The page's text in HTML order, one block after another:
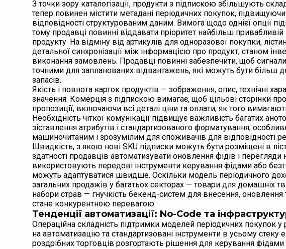
З точки зору каталогізації, продукти з підпискою збільшують
тепер повинен містити метадані періодичних покупок, підвищуючи
відповідності структурованим даним. Вимога щодо однієї опції
тому продавці повинні віддавати пріоритет найбільш привабливій
продукту. На відміну від артикулів для одноразової покупки,
детальної синхронізації між інформацією про продукт, станом
виконання замовлень. Продавці повинні забезпечити, щоб
точними для запланованих відвантажень, які можуть бути більш
запасів.
Якість і повнота карток продуктів — зображення, опис, технічні
значення. Комерція з підпискою вимагає, щоб цільові сторінки
пропозиції, включаючи всі деталі ціни та оплати, як того
Необхідність чіткої комунікації підвищує важливість багатих
зіставлення атрибутів і стандартизованого форматування,
машиночитаним і зрозумілим для споживачів для відповідності
Швидкість, з якою нові SKU підписки можуть бути розміщені в
здатності продавців автоматизувати оновлення фідів і перегляди
використовують передові інструменти керування фідами або
можуть адаптуватися швидше. Оскільки модель періодичного
загальних продажів у багатьох секторах — товари для домашніх
набори страв — гнучкість бекенд-систем для внесення, оновлення
стане конкурентною перевагою.
Тенденції автоматизації: No-Code та
Операційна складність підтримки моделей періодичних покупок
на автоматизацію та стандартизовані інструменти в усьому стеку
роздрібних торговців розгортають рішення для керування